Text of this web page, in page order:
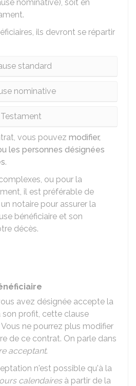
nominative), soit en
ils devront se répartir
standard
nominative
Testament
vous pouvez modifier,
les personnes désignées
.
ou pour la
il est préférable de
notaire pour assurer la
bénéficiaire et son
décès.
avez désignée accepte la
son profit, cette clause
Vous ne pourrez plus modifier
de ce contrat. On parle dans
acceptant.
n'est possible qu'à la
calendairesà partir de la